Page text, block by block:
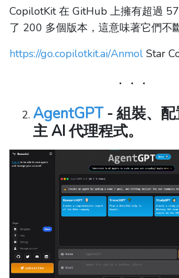
CopilotKit 在 GitHub 上擁有超過
了 200 多個版本，這意味著它們不
https://go.copilotkit.ai/Anmol Star
AgentGPT- 組裝、配
主 AI 代理程式。